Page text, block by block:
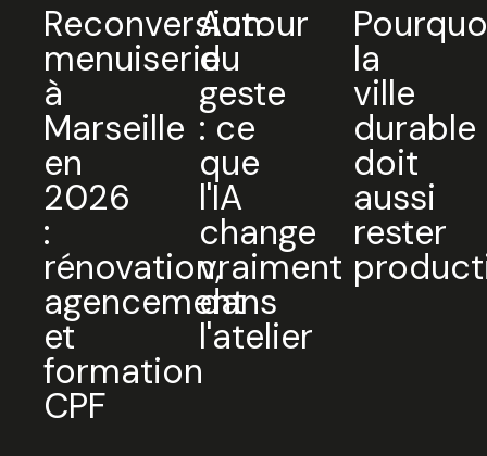
Reconversion
menuiserie
à
Marseille
en
2026
:
rénovation,
agencement
et
formation
CPF
Autour
du
geste
: ce
que
l'IA
change
vraiment
dans
l'atelier
la
ville
durable
doit
aussi
rester